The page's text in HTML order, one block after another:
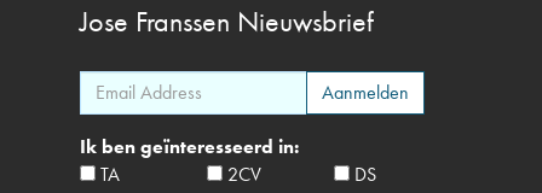
Jose Franssen Nieuwsbrief
Ik ben geïnteresseerd in:
TA
2CV
DS